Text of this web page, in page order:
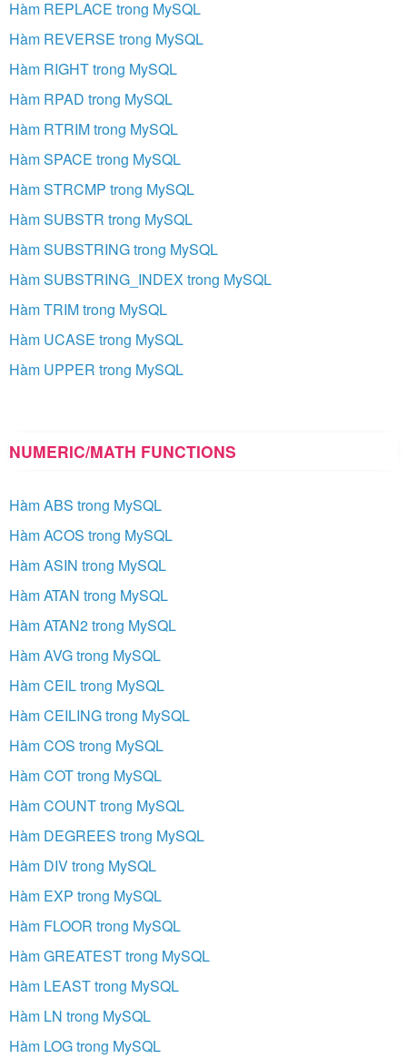
Hàm REPLACE trong MySQL
Hàm REVERSE trong MySQL
Hàm RIGHT trong MySQL
Hàm RPAD trong MySQL
Hàm RTRIM trong MySQL
Hàm SPACE trong MySQL
Hàm STRCMP trong MySQL
Hàm SUBSTR trong MySQL
Hàm SUBSTRING trong MySQL
Hàm SUBSTRING_INDEX trong MySQL
Hàm TRIM trong MySQL
Hàm UCASE trong MySQL
Hàm UPPER trong MySQL
NUMERIC/MATH FUNCTIONS
Hàm ABS trong MySQL
Hàm ACOS trong MySQL
Hàm ASIN trong MySQL
Hàm ATAN trong MySQL
Hàm ATAN2 trong MySQL
Hàm AVG trong MySQL
Hàm CEIL trong MySQL
Hàm CEILING trong MySQL
Hàm COS trong MySQL
Hàm COT trong MySQL
Hàm COUNT trong MySQL
Hàm DEGREES trong MySQL
Hàm DIV trong MySQL
Hàm EXP trong MySQL
Hàm FLOOR trong MySQL
Hàm GREATEST trong MySQL
Hàm LEAST trong MySQL
Hàm LN trong MySQL
Hàm LOG trong MySQL